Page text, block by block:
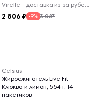
Virelle - доставка из-за рубежа
2 806 -9% 3 087
Celsius
Жиросжигатель Live Fit
Клюква и лимон, 5,54 г, 14
пакетиков